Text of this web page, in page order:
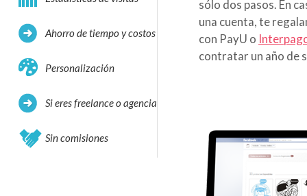
Ahorro de tiempo y costos
Personalización
Si eres freelance o agencia
Sin comisiones
sólo dos pasos. En
una cuenta, te
con PayU o
contratar un año de